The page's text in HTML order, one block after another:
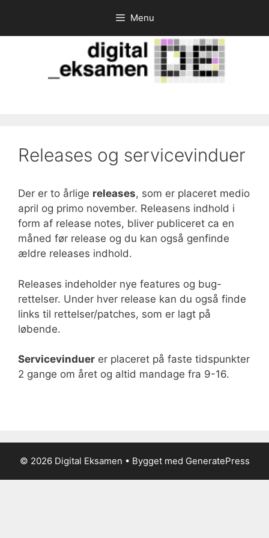
indhold
Menu
Releases og servicevinduer
Der er to årlige releases, som er placeret medio
april og primo november. Releasens indhold i
form af release notes, bliver publiceret ca en
måned før release og du kan også genfinde
ældre releases indhold.
Releases indeholder nye features og bug-
rettelser. Under hver release kan du også finde
links til rettelser/patches, som er lagt på
løbende.
Servicevinduer er placeret på faste tidspunkter
2 gange om året og altid mandage fra 9-16.
© 2026 Digital Eksamen • Bygget med GeneratePress